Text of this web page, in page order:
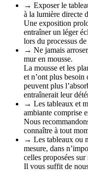
→ Exposer le
à la lumière directe
Une exposition
entraîner un léger
lors du processus
→ Ne jamais
mur en mousse.
La mousse et les
et n’ont plus besoin
peuvent plus
entraînerait leur
→ Les tableaux et
ambiante comprise
Nous
connaître à tout
→ Les tableaux ou
mesure, dans
celles proposées
Il vous suffit de